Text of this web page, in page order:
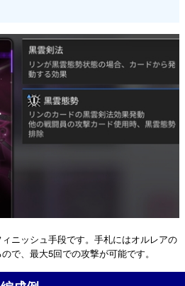
ニッシュ手段です。手札にはオルレアの
で、最大5回での攻撃が可能です。